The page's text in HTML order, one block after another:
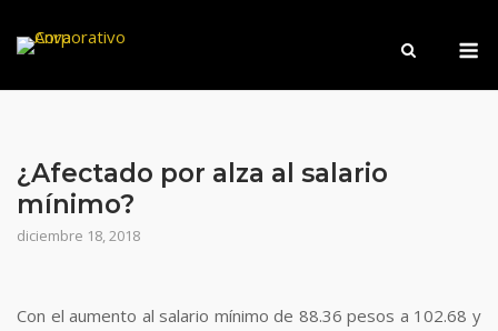
¿Afectado por alza al salario
mínimo?
diciembre 18, 2018
Con el aumento al salario mínimo de 88.36 pesos a 102.68 y